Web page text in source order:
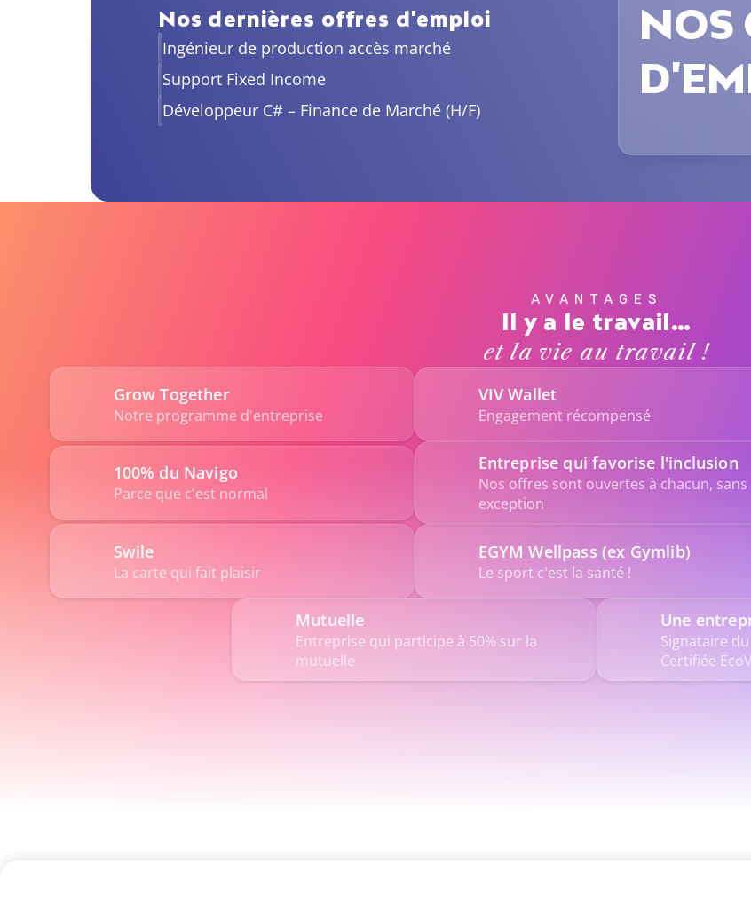
Nos dernières offres d'emploi
Ingénieur de production accès marché
Support Fixed Income
Développeur C# – Finance de Marché (H/F)
NOS
AVANTAGES
Il y a le travail…
et la vie au travail !
Grow Together
Notre programme d'entreprise
VIV Wallet
Engagement récompensé
100% du Navigo
Parce que c'est normal
Entreprise qui favorise l'inclusion
Nos offres sont ouvertes à chacun, sans
exception
Swile
La carte qui fait plaisir
EGYM Wellpass (ex Gymlib)
Le sport c'est la santé !
Mutuelle
Entreprise qui participe à 50% sur la
mutuelle
Une
Signataire
Certifiée